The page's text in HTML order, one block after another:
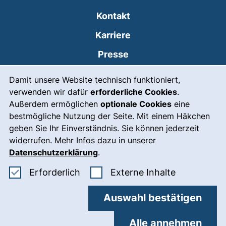
Damit unsere Website technisch funktioniert,
verwenden wir dafür erforderliche Cookies.
Außerdem ermöglichen optionale Cookies eine
bestmögliche Nutzung der Seite. Mit einem Häkchen
geben Sie Ihr Einverständnis. Sie können jederzeit
widerrufen. Mehr Infos dazu in unserer
Datenschutzerklärung.
Erforderlich Erforderliche Cookies akzeptieren
Externe Inhalte: Externe
Auswahl bestätigen
Alle annehmen
Kontakt
Karriere
Presse
Leichte Sprache
Gebärdensprache
Notfall(externer Link, öffnet
Impressum
Barrierefreiheit
Datenschutz